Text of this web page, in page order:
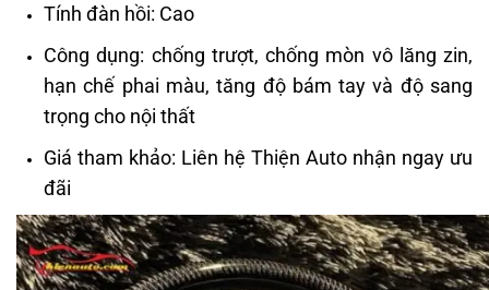
Tính đàn hồi: Cao
Công dụng: chống trượt, chống mòn vô lăng zin,
hạn chế phai màu, tăng độ bám tay và độ sang
trọng cho nội thất
Giá tham khảo: Liên hệ Thiện Auto nhận ngay ưu
đãi